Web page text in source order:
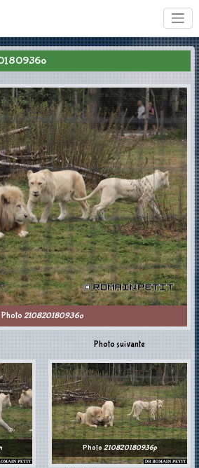
Photo 210820180936o
Photo suivante
Photo 210820180936p